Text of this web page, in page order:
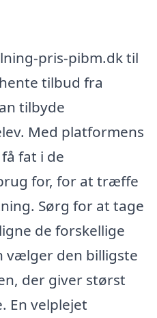
pris-pibm.dk til
tilbud fra
tilbyde
Med platformens
fat i de
for, for at træffe
Sørg for at tage
de forskellige
vælger den billigste
der giver størst
En velplejet